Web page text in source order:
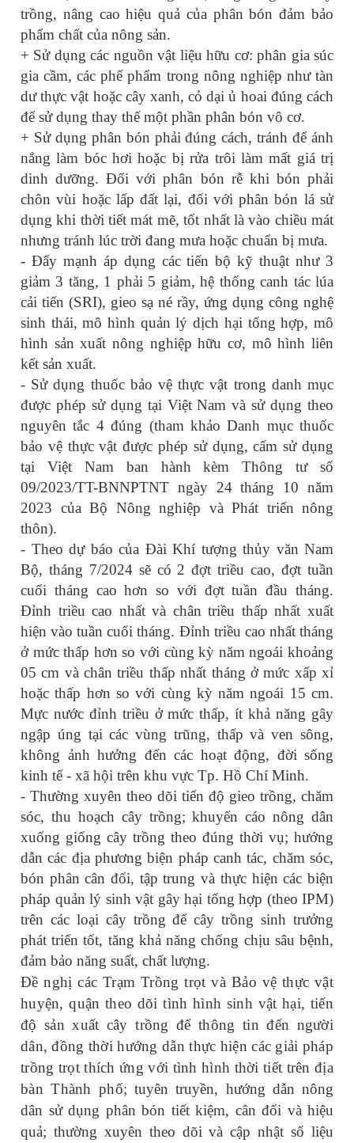
trồng, nâng cao hiệu quả của phân bón đảm bảo
phẩm chất của nông sản.
+ Sử dụng các nguồn vật liệu hữu cơ: phân gia súc
gia cầm, các phế phẩm trong nông nghiệp như tàn
dư thực vật hoặc cây xanh, cỏ dại ủ hoai đúng cách
để sử dụng thay thế một phần phân bón vô cơ.
+ Sử dụng phân bón phải đúng cách, tránh để ánh
nắng làm bóc hơi hoặc bị rửa trôi làm mất giá trị
dinh dưỡng. Đối với phân bón rễ khi bón phải
chôn vùi hoặc lấp đất lại, đối với phân bón lá sử
dụng khi thời tiết mát mẽ, tốt nhất là vào chiều mát
nhưng tránh lúc trời đang mưa hoặc chuẩn bị mưa.
- Đẩy mạnh áp dụng các tiến bộ kỹ thuật như 3
giảm 3 tăng, 1 phải 5 giảm, hệ thống canh tác lúa
cải tiến (SRI), gieo sạ né rầy, ứng dụng công nghệ
sinh thái, mô hình quản lý dịch hại tổng hợp, mô
hình sản xuất nông nghiệp hữu cơ, mô hình liên
kết sản xuất.
- Sử dụng thuốc bảo vệ thực vật trong danh mục
được phép sử dụng tại Việt Nam và sử dụng theo
nguyên tắc 4 đúng (tham khảo Danh mục thuốc
bảo vệ thực vật được phép sử dụng, cấm sử dụng
tại Việt Nam ban hành kèm Thông tư số
09/2023/TT-BNNPTNT ngày 24 tháng 10 năm
2023 của Bộ Nông nghiệp và Phát triển nông
thôn).
- Theo dự báo của Đài Khí tượng thủy văn Nam
Bộ, tháng 7/2024 sẽ có 2 đợt triều cao, đợt tuần
cuối tháng cao hơn so với đợt tuần đầu tháng.
Đỉnh triều cao nhất và chân triều thấp nhất xuất
hiện vào tuần cuối tháng. Đỉnh triều cao nhất tháng
ở mức thấp hơn so với cùng kỳ năm ngoái khoảng
05 cm và chân triều thấp nhất tháng ở mức xấp xỉ
hoặc thấp hơn so với cùng kỳ năm ngoái 15 cm.
Mực nước đỉnh triều ở mức thấp, ít khả năng gây
ngập úng tại các vùng trũng, thấp và ven sông,
không ảnh hưởng đến các hoạt động, đời sống
kinh tế - xã hội trên khu vực Tp. Hồ Chí Minh.
- Thường xuyên theo dõi tiến độ gieo trồng, chăm
sóc, thu hoạch cây trồng; khuyến cáo nông dân
xuống giống cây trồng theo đúng thời vụ; hướng
dẫn các địa phương biện pháp canh tác, chăm sóc,
bón phân cân đối, tập trung và thực hiện các biện
pháp quản lý sinh vật gây hại tổng hợp (theo IPM)
trên các loại cây trồng để cây trồng sinh trưởng
phát triển tốt, tăng khả năng chống chịu sâu bệnh,
đảm bảo năng suất, chất lượng.
Đề nghị các Trạm Trồng trọt và Bảo vệ thực vật
huyện, quận theo dõi tình hình sinh vật hại, tiến
độ sản xuất cây trồng để thông tin đến người
dân, đồng thời hướng dẫn thực hiện các giải pháp
trồng trọt thích ứng với tình hình thời tiết trên địa
bàn Thành phố; tuyên truyền, hướng dẫn nông
dân sử dụng phân bón tiết kiệm, cân đối và hiệu
quả; thường xuyên theo dõi và cập nhật số liệu